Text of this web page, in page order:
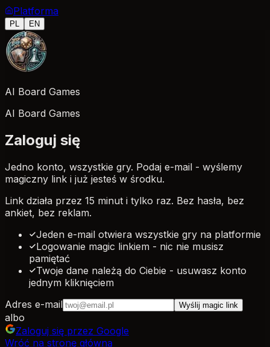
Platforma
PL EN
AI Board Games
AI Board Games
Zaloguj się
Jedno konto, wszystkie gry. Podaj e-mail - wyślemy
magiczny link i już jesteś w środku.
Link działa przez 15 minut i tylko raz. Bez hasła, bez
ankiet, bez reklam.
Jeden e-mail otwiera wszystkie gry na platformie
Logowanie magic linkiem - nic nie musisz
pamiętać
Twoje dane należą do Ciebie - usuwasz konto
jednym kliknięciem
Adres e-mail
Wyślij magic link
albo
Zaloguj się przez Google
Wróć na stronę główną